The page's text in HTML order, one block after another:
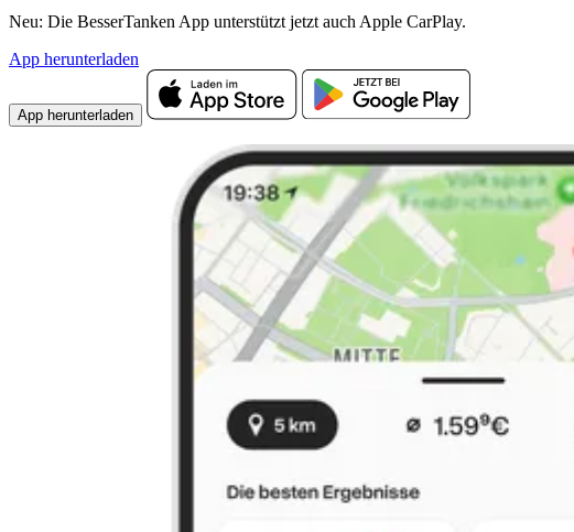
Neu: Die BesserTanken App unterstützt jetzt auch Apple CarPlay.
App herunterladen
App herunterladen